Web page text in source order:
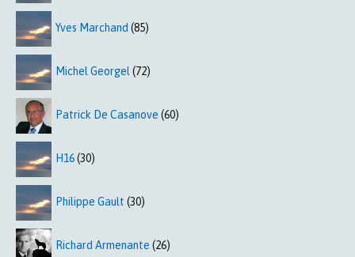
Yves Marchand (85)
Michel Georgel (72)
Patrick De Casanove (60)
H16(30)
Philippe Gault (30)
Richard Armenante (26)